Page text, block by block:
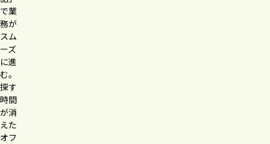
で業
務が
スム
ーズ
に進
む。
探す
時間
が消
えた
オフ